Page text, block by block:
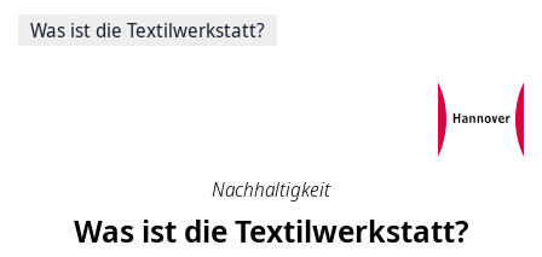
Was ist die Textilwerkstatt?
Nachhaltigkeit
Was ist die Textilwerkstatt?